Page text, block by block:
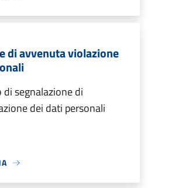
di avvenuta violazione
segnalazione di
dei dati personali